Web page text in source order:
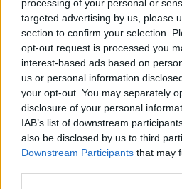
processing of your personal or
targeted advertising by us, please
section to confirm your selection.
opt-out request is processed you
interest-based ads based on
us or personal information
your opt-out. You may separately
disclosure of your personal
IAB’s list of downstream
also be disclosed by us to third
Downstream Participants that may
που δόθηκε στη
ισραηλινές ένοπλες
ΔΙΑΒΑΣΤΕ ΕΠΙΣΗΣ
Κόσμος|23.03.2024 20:29
ΗΠΑ: Ο Μπάιντεν
νομοσχέδιο
αποτρέπει το